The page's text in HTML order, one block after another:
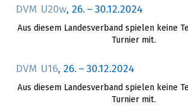
DVM U20w, 26. – 30.12.2024
Aus diesem Landesverband spielen keine
Turnier mit.
DVM U16, 26. – 30.12.2024
Aus diesem Landesverband spielen keine
Turnier mit.